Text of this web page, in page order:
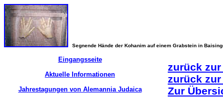
Segnende Hände der Kohanim auf einem Grabstein in
Eingangsseite
Aktuelle Informationen
Jahrestagungen von Alemannia Judaica
zurück
zurück
Zur